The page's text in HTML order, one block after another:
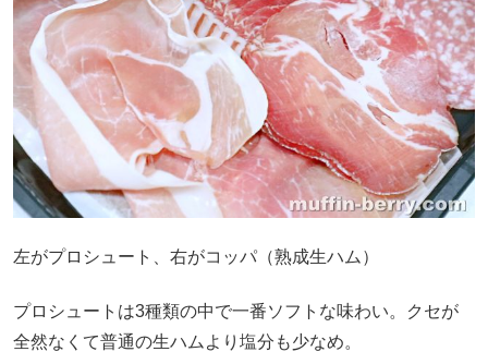
左がプロシュート、右がコッパ（熟成生ハム）
プロシュートは3種類の中で一番ソフトな味わい。クセが
全然なくて普通の生ハムより塩分も少なめ。